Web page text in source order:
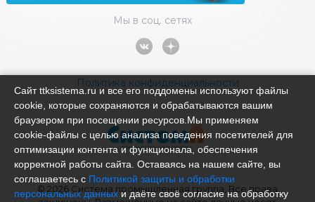
Мы в соц. сетях
Политика конфиденциальности
© 2026 Система промышленная группа, Все права
Сайт ttksistema.ru и все его поддомены используют файлы
cookie, которые сохраняются и обрабатываются вашим
браузером при посещении ресурсов.Мы применяем
cookie‑файлы с целью анализа поведения посетителей для
оптимизации контента и функционала, обеспечения
корректной работы сайта. Оставаясь на нашем сайте, вы
соглашаетесь с Политикой защиты и обработки
персональных данныхи даёте своё согласие на обработку